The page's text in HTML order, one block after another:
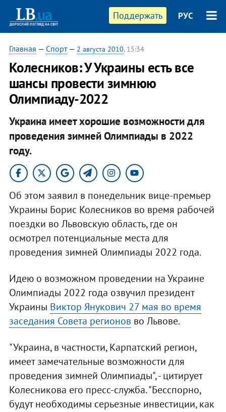
Поддержать РУС
Главная — Спорт— 2 августа 2010, 15:34
Колесников: У Украины есть все
шансы провести зимнюю
Олимпиаду-2022
Украина имеет хорошие возможности для
проведения зимней Олимпиады в 2022
году.
Об этом заявил в понедельник вице-премьер
Украины Борис Колесников во время рабочей
поездки во Львовскую область, где он
осмотрел потенциальные места для
проведения зимней Олимпиады 2022 года.
Идею о возможном проведении на Украине
Олимпиады 2022 года озвучил президент
Украины Виктор Янукович 27 мая во время
заседания Совета регионов во Львове.
"Украина, в частности, Карпатский регион,
имеет замечательные возможности для
проведения зимней Олимпиады", - цитирует
Колесникова его пресс-служба. "Бесспорно,
будут необходимы серьезные инвестиции, как